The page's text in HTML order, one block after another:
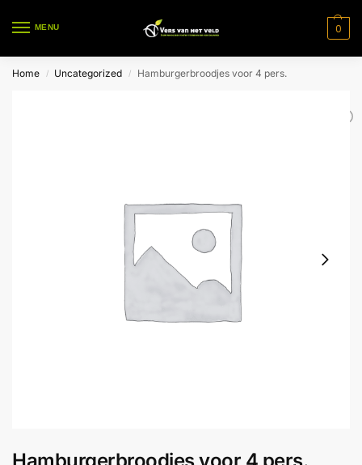
MENU 0
Home / Uncategorized / Hamburgerbroodjes voor 4 pers.